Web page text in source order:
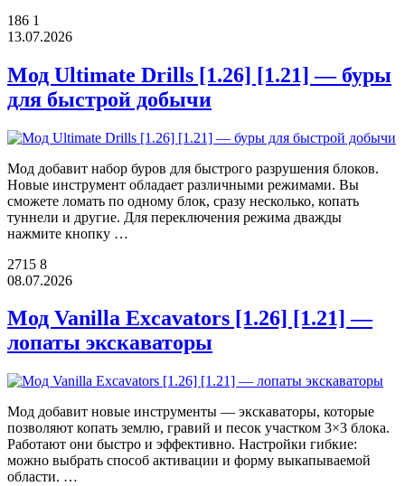
186 1
13.07.2026
Мод Ultimate Drills [1.26] [1.21] — буры
для быстрой добычи
Мод добавит набор буров для быстрого разрушения блоков.
Новые инструмент обладает различными режимами. Вы
сможете ломать по одному блок, сразу несколько, копать
туннели и другие. Для переключения режима дважды
нажмите кнопку …
2715 8
08.07.2026
Мод Vanilla Excavators [1.26] [1.21] —
лопаты экскаваторы
Мод добавит новые инструменты — экскаваторы, которые
позволяют копать землю, гравий и песок участком 3×3 блока.
Работают они быстро и эффективно. Настройки гибкие:
можно выбрать способ активации и форму выкапываемой
области. …